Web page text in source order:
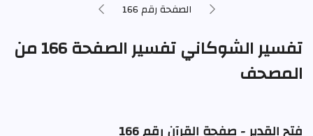
الصفحة رقم 166
تفسير الشوكاني تفسير الصفحة 166 من
المصحف